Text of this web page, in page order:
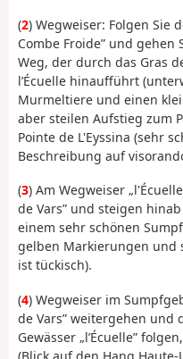
(2) Wegweiser: Folgen Sie
Combe Froide” und
Weg, der durch das Gras
l’Écuelle hinaufführt
Murmeltiere und einen
aber steilen Aufstieg zum
Pointe de L'Eyssina (sehr
Beschreibung auf
(3) Am Wegweiser
de Vars” und steigen
einem sehr schönen
gelben Markierungen und
ist tückisch).
(4) Wegweiser im
de Vars” weitergehen und
Gewässer „l’Écuelle”
(Blick auf den Hang Haute-